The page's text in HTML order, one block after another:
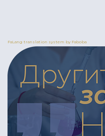
FaLang translation system by Faboba